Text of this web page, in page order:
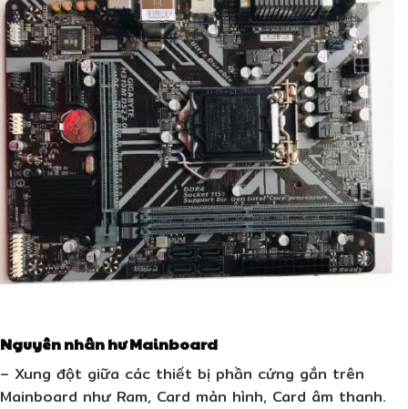
Nguyên nhân hư Mainboard
– Xung đột giữa các thiết bị phần cứng gắn trên
Mainboard như Ram, Card màn hình, Card âm thanh.